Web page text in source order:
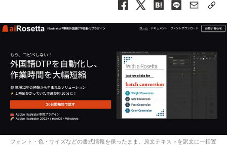
フォント・色・サイズなどの書式情報を保ったまま、原文テキストを訳文に一括置